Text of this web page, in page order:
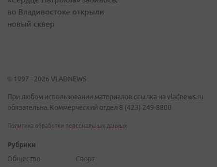
во Владивостоке открыли
новый сквер
© 1997 - 2026 VLADNEWS
При любом использовании материалов ссылка на vladnews.ru
обязательна. Коммерческий отдел 8 (423) 249-8800
Политика обработки персональных данных
Рубрики
Общество
Спорт